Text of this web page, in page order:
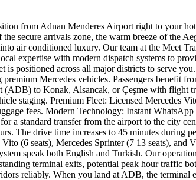
from Adnan Menderes Airport right to your
secure arrivals zone, the warm breeze of the
air conditioned luxury. Our team at the Meet
expertise with modern dispatch systems to
is positioned across all major districts to serve
Mercedes vehicles. Passengers benefit
to Konak, Alsancak, or Çeşme with flight
staging. Premium Fleet: Licensed Mercedes
fees. Modern Technology: Instant
a standard transfer from the airport to the city
The drive time increases to 45 minutes
(6 seats), Mercedes Sprinter (7 13 seats),
speak both English and Turkish. Our
terminal exits, potential peak hour traffic
reliably. When you land at ADB, the terminal